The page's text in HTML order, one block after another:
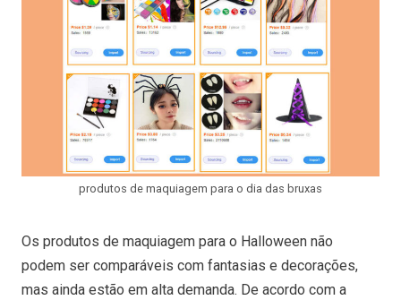
produtos de maquiagem para o dia das bruxas
Os produtos de maquiagem para o Halloween não
podem ser comparáveis com fantasias e decorações,
mas ainda estão em alta demanda. De acordo com a